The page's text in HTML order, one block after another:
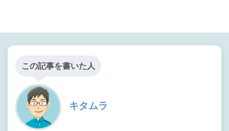
この記事を書いた人
キタムラ